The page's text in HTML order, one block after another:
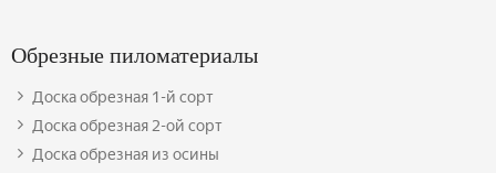
Обрезные пиломатериалы
Доска обрезная 1-й сорт
Доска обрезная 2-ой сорт
Доска обрезная из осины